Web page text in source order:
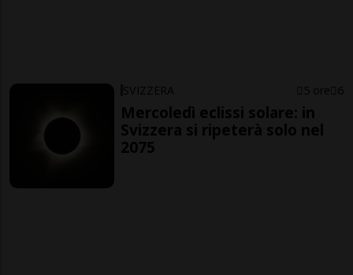
SVIZZERA 5 ore 6
Mercoledì eclissi solare: in
Svizzera si ripeterà solo nel
2075